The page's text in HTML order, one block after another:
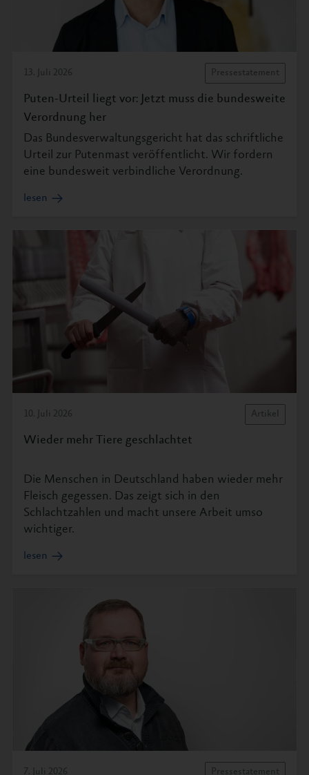
13. Juli 2026 Pressestatement
Puten-Urteil liegt vor: Jetzt muss die bundesweite
Verordnung her
Das Bundesverwaltungsgericht hat das schriftliche
Urteil zur Putenmast veröffentlicht. Wir fordern
eine bundesweit verbindliche Verordnung.
lesen
10. Juli 2026 Artikel
Wieder mehr Tiere geschlachtet
Die Menschen in Deutschland haben wieder mehr
Fleisch gegessen. Das zeigt sich in den
Schlachtzahlen und macht unsere Arbeit umso
wichtiger.
lesen
7. Juli 2026 Pressestatement